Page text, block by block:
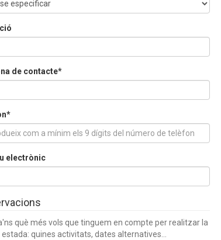
de contacte*
electrònic
què més vols que tinguem en compte per realitzar la
quines activitats, dates alternatives...